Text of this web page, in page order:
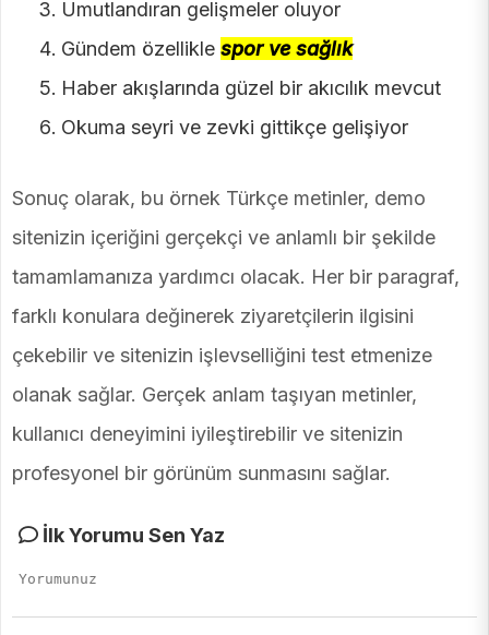
Umutlandıran gelişmeler oluyor
Gündem özellikle spor ve sağlık
Haber akışlarında güzel bir akıcılık mevcut
Okuma seyri ve zevki gittikçe gelişiyor
Sonuç olarak, bu örnek Türkçe metinler, demo
sitenizin içeriğini gerçekçi ve anlamlı bir şekilde
tamamlamanıza yardımcı olacak. Her bir paragraf,
farklı konulara değinerek ziyaretçilerin ilgisini
çekebilir ve sitenizin işlevselliğini test etmenize
olanak sağlar. Gerçek anlam taşıyan metinler,
kullanıcı deneyimini iyileştirebilir ve sitenizin
profesyonel bir görünüm sunmasını sağlar.
İlk Yorumu Sen Yaz